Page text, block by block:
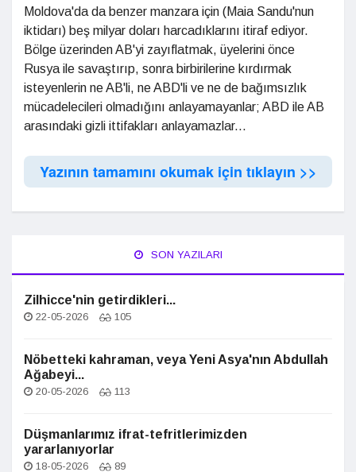
Moldova'da da benzer manzara için (Maia Sandu'nun
iktidarı) beş milyar doları harcadıklarını itiraf ediyor.
Bölge üzerinden AB'yi zayıflatmak, üyelerini önce
Rusya ile savaştırıp, sonra birbirilerine kırdırmak
isteyenlerin ne AB'li, ne ABD'li ve ne de bağımsızlık
mücadelecileri olmadığını anlayamayanlar; ABD ile AB
arasındaki gizli ittifakları anlayamazlar...
Yazının tamamını okumak için tıklayın >>
SON YAZILARI
Zilhicce'nin getirdikleri...
22-05-2026 105
Nöbetteki kahraman, veya Yeni Asya'nın Abdullah
Ağabeyi...
20-05-2026 113
Düşmanlarımız ifrat-tefritlerimizden
yararlanıyorlar
18-05-2026 89